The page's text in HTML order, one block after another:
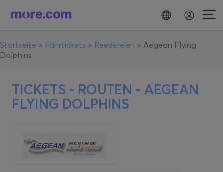
Startseite > Fährtickets > Reedereien > Aegean Flying
Dolphins
TICKETS - ROUTEN - AEGEAN
FLYING DOLPHINS